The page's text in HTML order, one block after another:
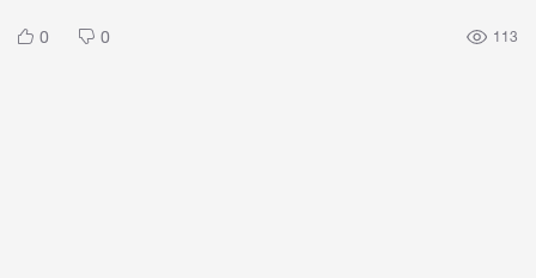
0 0 113